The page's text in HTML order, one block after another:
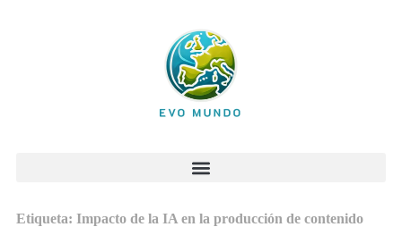
Etiqueta: Impacto de la IA en la producción de contenido